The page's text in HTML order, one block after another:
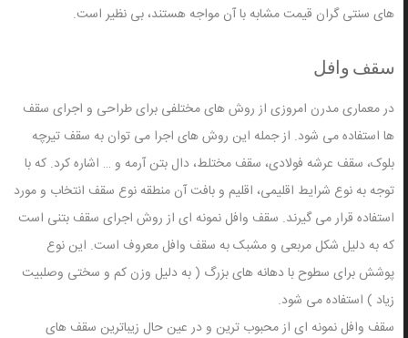
های سنتی گران قیمت مشابه با آن مواجه هستند، بی نظیر است.
سقف وافل
در معماری مدرن امروزی از روش های مختلفی برای طراحی و اجرای سقف
ها استفاده می شود. از جمله این روش های اجرا می توان به سقف تیرچه
بلوک، سقف عرشه فولادی، سقف مختلط، دال بتن آرمه و … اشاره کرد. که با
توجه به نوع شرایط اقلیمی، اقلیم و بافت آن منطقه نوع سقف انتخاب و مورد
استفاده قرار می گیرند. سقف وافل نمونه ای از روش اجرای سقف بتنی است
که به دلیل شکل مربعی و مشبک به سقف وافل معروف است. این نوع
پوشش برای سطوح با دهانه های بزرگ ( به دلیل وزن کم و سختی وصلبیت
زیاد ) استفاده می شود.
سقف وافل نمونه ای از محبوب ترین و در عین حال زیباترین سقف های